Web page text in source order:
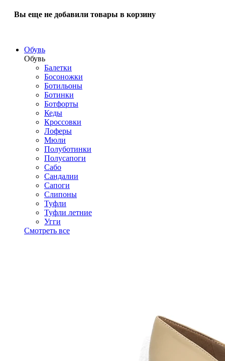
Вы еще не добавили товары в корзину
Обувь
Обувь
Балетки
Босоножки
Ботильоны
Ботинки
Ботфорты
Кеды
Кроссовки
Лоферы
Мюли
Полуботинки
Полусапоги
Сабо
Сандалии
Сапоги
Слипоны
Туфли
Туфли летние
Угги
Смотреть все